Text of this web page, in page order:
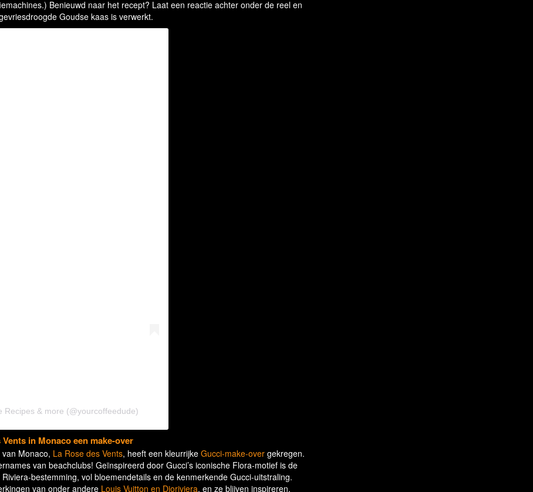
Benieuwd naar het recept? Laat een reactie achter onder de reel en
Goudse kaas is verwerkt.
Recipes & more (@yourcoffeedude)
in Monaco een make-over
Monaco, La Rose des Vents, heeft een kleurrijke Gucci-make-over gekregen.
van beachclubs! Geïnspireerd door Gucci’s iconische Flora-motief is de
bestemming, vol bloemendetails en de kenmerkende Gucci-uitstraling.
van onder andere Louis Vuitton en Dioriviera, en ze blijven inspireren.